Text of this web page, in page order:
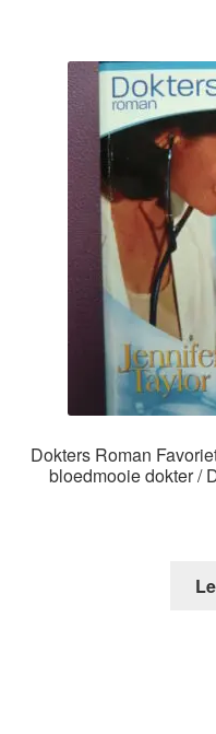
Dokters Roman
bloedmooie dokter /